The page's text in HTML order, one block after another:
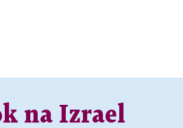
na Izrael